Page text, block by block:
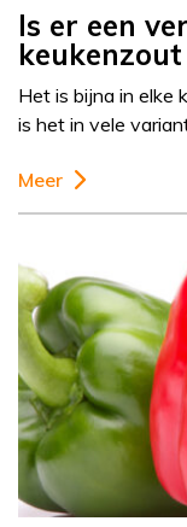
Is er een
Het is bijna in elke
is het in vele
Meer